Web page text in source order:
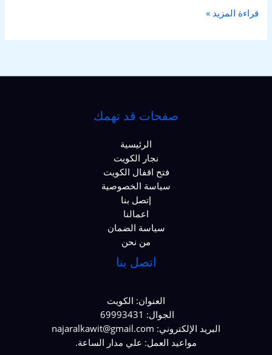
قراءة المزيد »
صفحات قد تهمك
الرئيسية
نجار الكويت
فتح اقفال الكويت
سياسة الخصوصية
إتصل بنا
اعمالنا
سياسة الضمان
من نحن
اتصل بنا
العنوان: الكويت
الجوال: 69993431
البريد الإلكتروني: najaralkawit@gmail.com
مواعيد العمل: علي مدار الساعة.